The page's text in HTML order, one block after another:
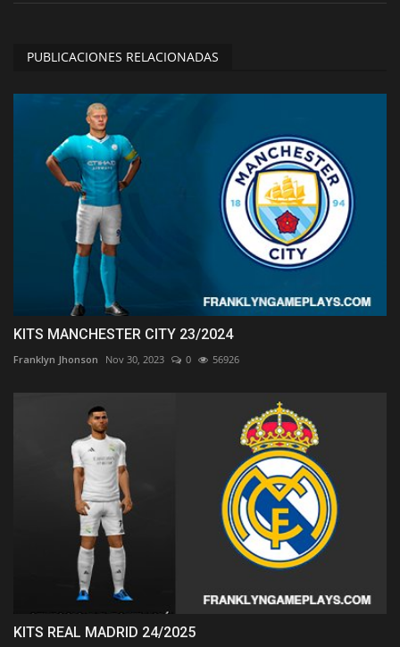
PUBLICACIONES RELACIONADAS
KITS MANCHESTER CITY 23/2024
Franklyn Jhonson Nov 30, 2023 0 56926
KITS REAL MADRID 24/2025